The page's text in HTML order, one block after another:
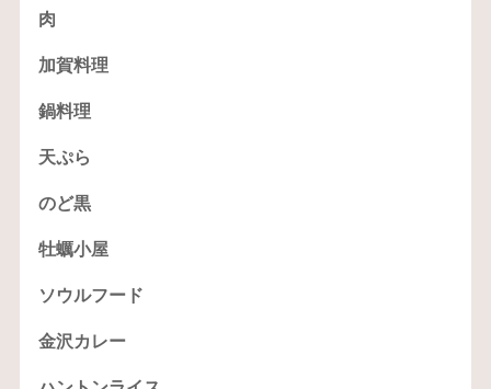
肉
加賀料理
鍋料理
天ぷら
のど黒
牡蠣小屋
ソウルフード
金沢カレー